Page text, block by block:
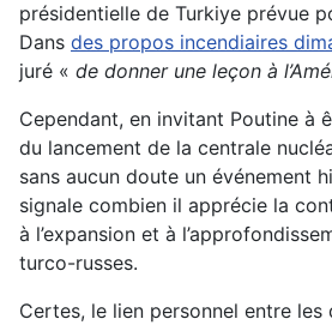
présidentielle de Turkiye prévue
Dans des propos incendiaires
juré « de donner une leçon à
Cependant, en invitant Poutine à
du lancement de la centrale
sans aucun doute un événement
signale combien il apprécie la
à l’expansion et à
turco-russes.
Certes, le lien personnel entre les